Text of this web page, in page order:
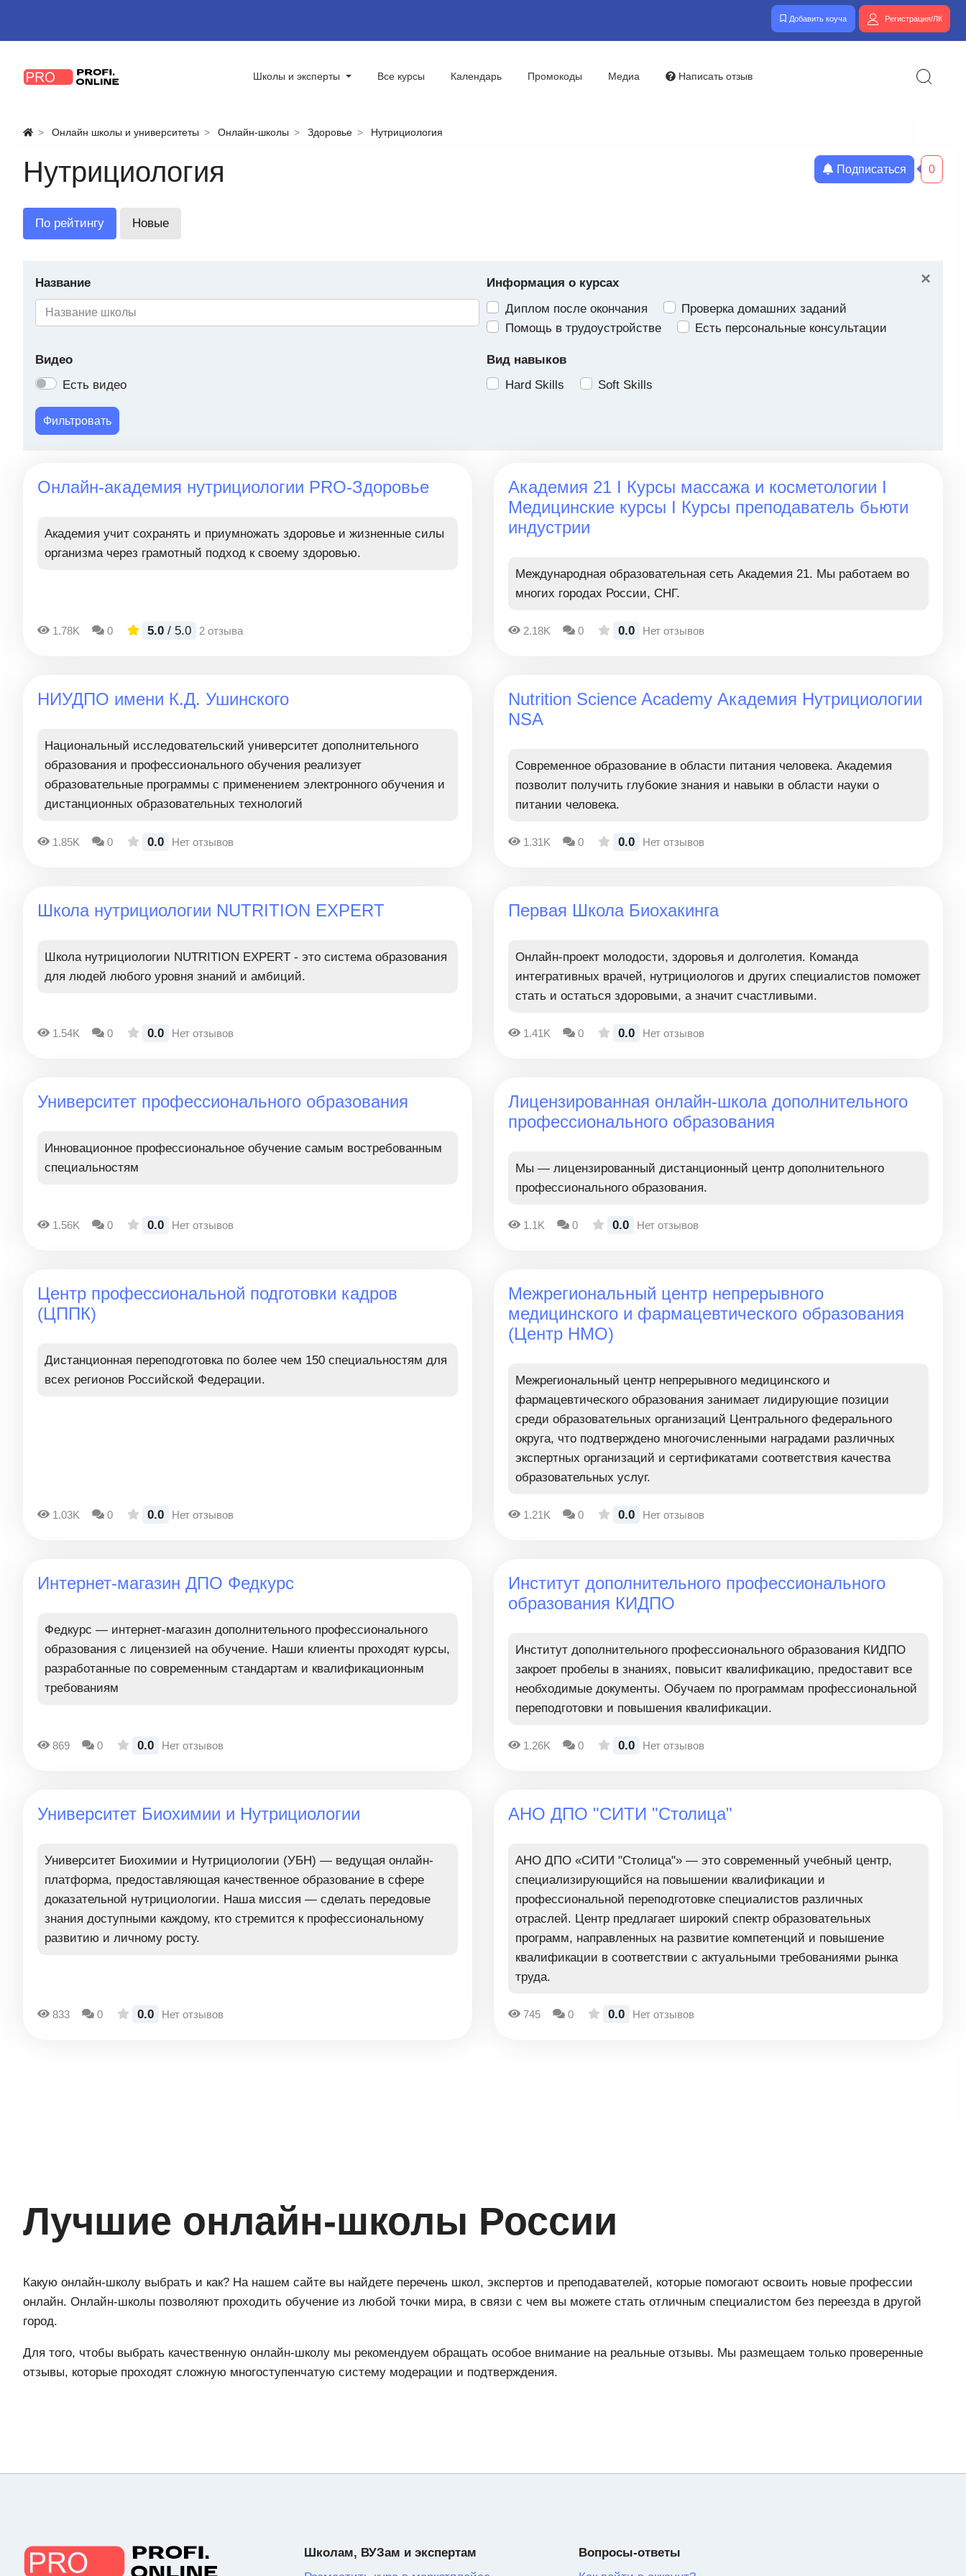
Добавить коуча Регистрация/ЛК
Школы и эксперты Все курсы Календарь Промокоды Медиа Написать отзыв
Онлайн школы и университеты Онлайн-школы Здоровье Нутрициология
Нутрициология Подписаться 0
По рейтингу Новые
×
Название
Информация о курсах
Диплом после окончания
Проверка домашних заданий
Помощь в трудоустройстве
Есть персональные консультации
Видео
Есть видео
Вид навыков
Hard Skills
Soft Skills
Фильтровать
Онлайн-академия нутрициологии PRO-Здоровье
Академия учит сохранять и приумножать здоровье и жизненные силы
организма через грамотный подход к своему здоровью.
1.78K 0 5.0/ 5.0 2 отзыва
Академия 21 I Курсы массажа и косметологии I
Медицинские курсы I Курсы преподаватель бьюти
индустрии
Международная образовательная сеть Академия 21. Мы работаем во
многих городах России, СНГ.
2.18K 0 0.0 Нет отзывов
НИУДПО имени К.Д. Ушинского
Национальный исследовательский университет дополнительного
образования и профессионального обучения реализует
образовательные программы с применением электронного обучения и
дистанционных образовательных технологий
1.85K 0 0.0 Нет отзывов
Nutrition Science Academy Академия Нутрициологии
NSA
Современное образование в области питания человека. Академия
позволит получить глубокие знания и навыки в области науки о
питании человека.
1.31K 0 0.0 Нет отзывов
Школа нутрициологии NUTRITION EXPERT
Школа нутрициологии NUTRITION EXPERT - это система образования
для людей любого уровня знаний и амбиций.
1.54K 0 0.0 Нет отзывов
Первая Школа Биохакинга
Онлайн-проект молодости, здоровья и долголетия. Команда
интегративных врачей, нутрициологов и других специалистов поможет
стать и остаться здоровыми, а значит счастливыми.
1.41K 0 0.0 Нет отзывов
Университет профессионального образования
Инновационное профессиональное обучение самым востребованным
специальностям
1.56K 0 0.0 Нет отзывов
Лицензированная онлайн-школа дополнительного
профессионального образования
Мы — лицензированный дистанционный центр дополнительного
профессионального образования.
1.1K 0 0.0 Нет отзывов
Центр профессиональной подготовки кадров
(ЦППК)
Дистанционная переподготовка по более чем 150 специальностям для
всех регионов Российской Федерации.
1.03K 0 0.0 Нет отзывов
Межрегиональный центр непрерывного
медицинского и фармацевтического образования
(Центр НМО)
Межрегиональный центр непрерывного медицинского и
фармацевтического образования занимает лидирующие позиции
среди образовательных организаций Центрального федерального
округа, что подтверждено многочисленными наградами различных
экспертных организаций и сертификатами соответствия качества
образовательных услуг.
1.21K 0 0.0 Нет отзывов
Интернет-магазин ДПО Федкурс
Федкурс — интернет-магазин дополнительного профессионального
образования с лицензией на обучение. Наши клиенты проходят курсы,
разработанные по современным стандартам и квалификационным
требованиям
869 0 0.0 Нет отзывов
Институт дополнительного профессионального
образования КИДПО
Институт дополнительного профессионального образования КИДПО
закроет пробелы в знаниях, повысит квалификацию, предоставит все
необходимые документы. Обучаем по программам профессиональной
переподготовки и повышения квалификации.
1.26K 0 0.0 Нет отзывов
Университет Биохимии и Нутрициологии
Университет Биохимии и Нутрициологии (УБН) — ведущая онлайн-
платформа, предоставляющая качественное образование в сфере
доказательной нутрициологии. Наша миссия — сделать передовые
знания доступными каждому, кто стремится к профессиональному
развитию и личному росту.
833 0 0.0 Нет отзывов
АНО ДПО "СИТИ "Столица"
АНО ДПО «СИТИ "Столица"» — это современный учебный центр,
специализирующийся на повышении квалификации и
профессиональной переподготовке специалистов различных
отраслей. Центр предлагает широкий спектр образовательных
программ, направленных на развитие компетенций и повышение
квалификации в соответствии с актуальными требованиями рынка
труда.
745 0 0.0 Нет отзывов
Лучшие онлайн-школы России
Какую онлайн-школу выбрать и как? На нашем сайте вы найдете перечень школ, экспертов и преподавателей, которые помогают освоить новые профессии
онлайн. Онлайн-школы позволяют проходить обучение из любой точки мира, в связи с чем вы можете стать отличным специалистом без переезда в другой
город.
Для того, чтобы выбрать качественную онлайн-школу мы рекомендуем обращать особое внимание на реальные отзывы. Мы размещаем только проверенные
отзывы, которые проходят сложную многоступенчатую систему модерации и подтверждения.
Школам, ВУЗам и экспертам
Вопросы-ответы